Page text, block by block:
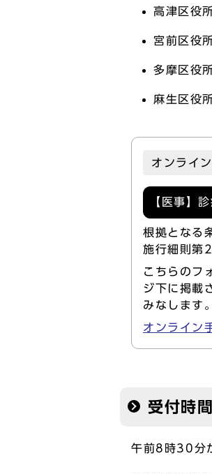
高津区役
宮前区役
多摩区役
麻生区役
オンライ
【医事】
根拠となる
施行細則第
こちらのフ
ジ下に掲載
みなします。
オンライン
受付時間
午前8時30分